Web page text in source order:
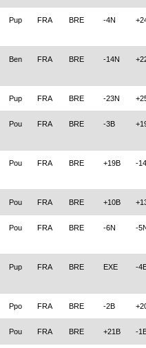
Pup FRA BRE -4N
Ben FRA BRE -14N
Pup FRA BRE -23N
Pou FRA BRE -3B
Pou FRA BRE +19B -
Pou FRA BRE +10B
Pou FRA BRE -6N -
Pup FRA BRE EXE -
Ppo FRA BRE -2B
Pou FRA BRE +21B -